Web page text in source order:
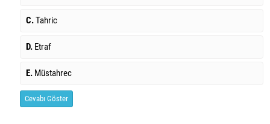
C.Tahric
D. Etraf
E. Müstahrec
Cevabı Göster